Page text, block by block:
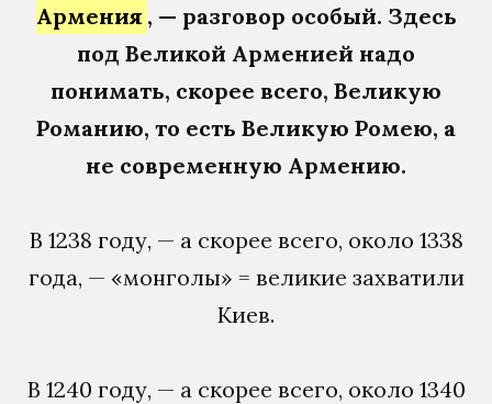
Армения , — разговор особый. Здесь
под Великой Арменией надо
понимать, скорее всего, Великую
Романию, то есть Великую Ромею, а
не современную Армению.
В 1238 году, — а скорее всего, около 1338
года, — «монголы» = великие захватили
Киев.
В 1240 году, — а скорее всего, около 1340